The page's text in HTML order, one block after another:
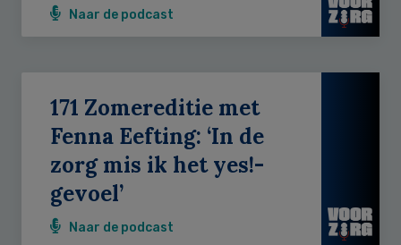
Naar de podcast
171 Zomereditie met
Fenna Eefting: ‘In de
zorg mis ik het yes!-
gevoel’
Naar de podcast